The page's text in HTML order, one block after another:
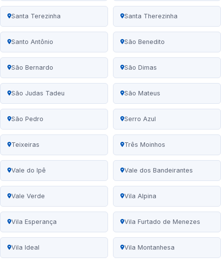
Santa Terezinha Santa Therezinha
Santo Antônio São Benedito
São Bernardo São Dimas
São Judas Tadeu São Mateus
São Pedro Serro Azul
Teixeiras Três Moinhos
Vale do Ipê Vale dos Bandeirantes
Vale Verde Vila Alpina
Vila Esperança Vila Furtado de Menezes
Vila Ideal Vila Montanhesa